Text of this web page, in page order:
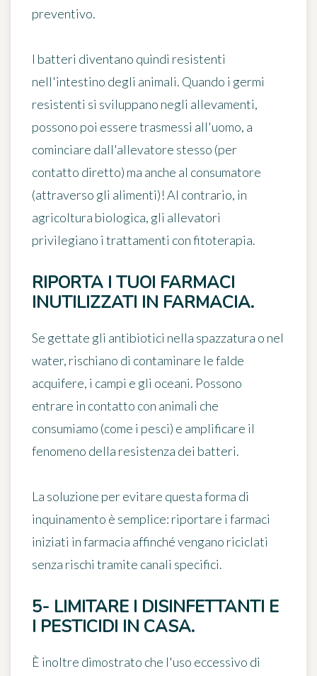
preventivo.
I batteri diventano quindi resistenti
nell'intestino degli animali. Quando i germi
resistenti si sviluppano negli allevamenti,
possono poi essere trasmessi all'uomo, a
cominciare dall'allevatore stesso (per
contatto diretto) ma anche al consumatore
(attraverso gli alimenti)! Al contrario, in
agricoltura biologica, gli allevatori
privilegiano i trattamenti con fitoterapia.
RIPORTA I TUOI FARMACI
INUTILIZZATI IN FARMACIA.
Se gettate gli antibiotici nella spazzatura o nel
water, rischiano di contaminare le falde
acquifere, i campi e gli oceani. Possono
entrare in contatto con animali che
consumiamo (come i pesci) e amplificare il
fenomeno della resistenza dei batteri.
La soluzione per evitare questa forma di
inquinamento è semplice: riportare i farmaci
iniziati in farmacia affinché vengano riciclati
senza rischi tramite canali specifici.
5- LIMITARE I DISINFETTANTI E
I PESTICIDI IN CASA.
È inoltre dimostrato che l'uso eccessivo di